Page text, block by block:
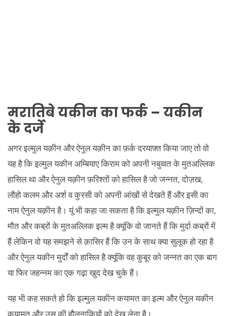
मरातिबे यकीन का फर्क – यकीन
के दर्जे
अगर इल्मुल यक़ीन और ऐनुल यक़ीन का फ़र्क दरयाफ़्त किया जाए तो वो
यह है कि इल्मुल यकीन अम्बियाए किराम को अपनी नबुव्वत के मुतअल्लिक
हासिल था और ऐनुल यक़ीन फ़रिश्तों को हासिल है जो जन्नत, दोज़ख,
लौहो कलम और अर्श व कुरसी को अपनी आंखों से देखते हैं और इसी का
नाम ऐनुल यक़ीन है। यूं भी कहा जा सकता है कि इल्मुल यक़ीन ज़िन्दों का,
मौत और कब्रों के मुतअल्लिक इल्म है क्यूंकि वो जानते हैं कि मुर्दा कब्रों में
हैं लेकिन वो यह समझने से क़ासिर हैं कि उन के साथ क्या सुलूक हो रहा है
और ऐनुल यकीन मुर्दों को हासिल है क्यूंकि वह कुबूर को जन्नत का एक बाग
या फिर जहन्नम का एक गढ़ा खुद देख चुके हैं।
यह भी कह सकते हो कि इल्मुल यकीन कयामत का इल्म और ऐनुल यकीन
कयामत और उस की हौलनाकियों को देख लेना है।